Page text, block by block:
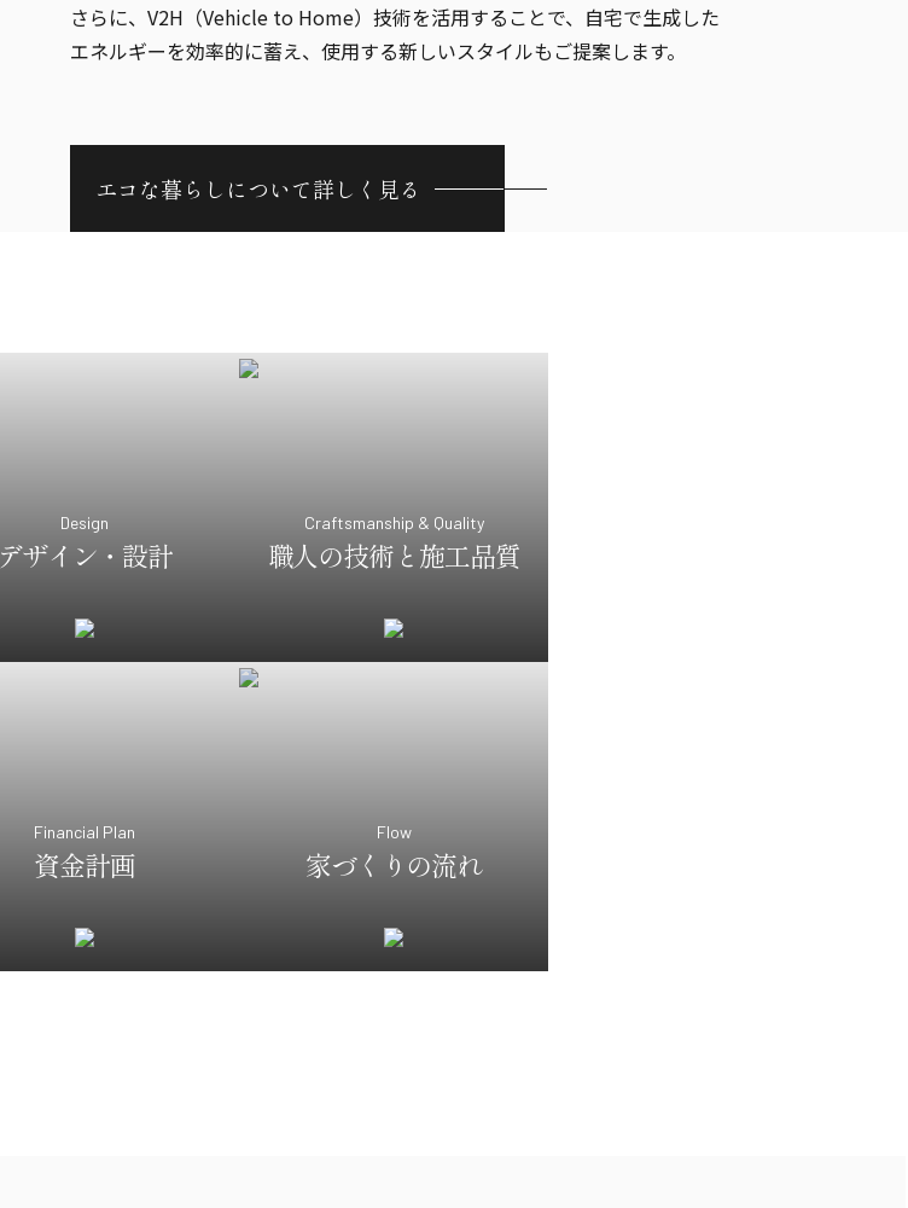
さらに、V2H（Vehicle to Home）技術を活用することで、自宅で生成した
エネルギーを効率的に蓄え、使用する新しいスタイルもご提案します。
エコな暮らしについて詳しく見る
Design
デザイン・設計
Craftsmanship & Quality
職人の技術と施工品質
Financial Plan
資金計画
Flow
家づくりの流れ